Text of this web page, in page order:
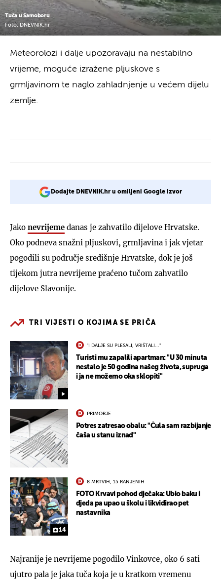
Tuča u Samoboru
Foto: DNEVNIK.hr
Meteorolozi i dalje upozoravaju na nestabilno
vrijeme, moguće izražene pljuskove s
grmljavinom te naglo zahladnjenje u većem dijelu
zemlje.
Dodajte DNEVNIK.hr u omiljeni Google izvor
Jako nevrijeme danas je zahvatilo dijelove Hrvatske.
Oko podneva snažni pljuskovi, grmljavina i jak vjetar
pogodili su područje središnje Hrvatske, dok je još
tijekom jutra nevrijeme praćeno tučom zahvatilo
dijelove Slavonije.
TRI VIJESTI O KOJIMA SE PRIČA
"I DALJE SU PLESALI, VRIŠTALI..."
Turisti mu zapalili apartman: "U 30 minuta
nestalo je 50 godina našeg života, supruga
i ja ne možemo oka sklopiti"
PRIMORJE
Potres zatresao obalu: "Čula sam razbijanje
čaša u stanu iznad"
14
8 MRTVIH, 15 RANJENIH
FOTO Krvavi pohod dječaka: Ubio baku i
djeda pa upao u školu i likvidirao pet
nastavnika
Najranije je nevrijeme pogodilo Vinkovce, oko 6 sati
ujutro pala je jaka tuča koja je u kratkom vremenu